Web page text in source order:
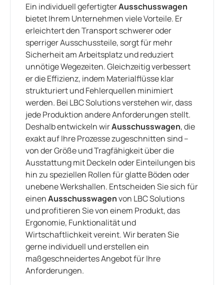
Ein individuell gefertigterAusschusswagen
bietet Ihrem Unternehmen viele Vorteile. Er
erleichtert den Transport schwerer oder
sperriger Ausschussteile, sorgt für mehr
Sicherheit am Arbeitsplatz und reduziert
unnötige Wegezeiten. Gleichzeitig verbessert
er die Effizienz, indem Materialflüsse klar
strukturiert und Fehlerquellen minimiert
werden. Bei LBC Solutions verstehen wir, dass
jede Produktion andere Anforderungen stellt.
Deshalb entwickeln wirAusschusswagen, die
exakt auf Ihre Prozesse zugeschnitten sind –
von der Größe und Tragfähigkeit über die
Ausstattung mit Deckeln oder Einteilungen bis
hin zu speziellen Rollen für glatte Böden oder
unebene Werkshallen. Entscheiden Sie sich für
einenAusschusswagenvon LBC Solutions
und profitieren Sie von einem Produkt, das
Ergonomie, Funktionalität und
Wirtschaftlichkeit vereint. Wir beraten Sie
gerne individuell und erstellen ein
maßgeschneidertes Angebot für Ihre
Anforderungen.